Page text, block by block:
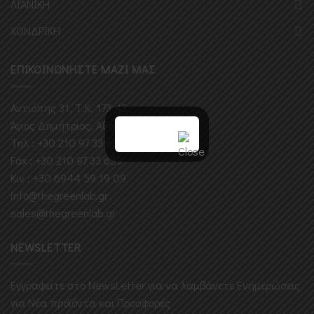
ΛΙΑΝΙΚΗ
ΧΟΝΔΡΙΚΗ
ΕΠΙΚΟΙΝΩΝΗΣΤΕ ΜΑΖΙ ΜΑΣ
Αντιόπης 31, Τ.Κ. 173 43
Άγιος Δημήτριος, Αθήνα
Τηλ : +30 210 97 33 609
Fax : +30 210 97 33 659
Κιν : +30 6944 59 19 09
info@thegreenlab.gr
sales@thegreenlab.gr
NEWSLETTER
Εγγραφείτε στο ΝewsLetter για να λαμβάνετε Ενημερώσεις
για Νέα προϊόντα και Προσφορές